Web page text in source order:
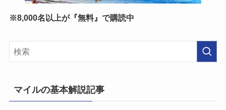
※8,000名以上が『無料』で購読中
マイルの基本解説記事